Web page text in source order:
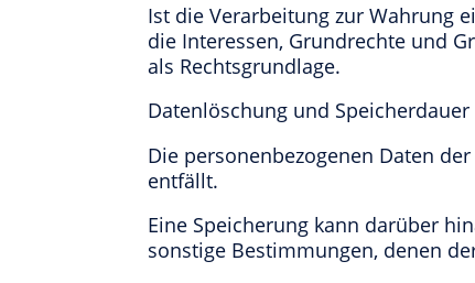
Ist die Verarbeitung zur Wahrung
die Interessen, Grundrechte und
als Rechtsgrundlage.
Datenlöschung und Speicherdauer
Die personenbezogenen Daten
entfällt.
Eine Speicherung kann darüber
sonstige Bestimmungen, denen